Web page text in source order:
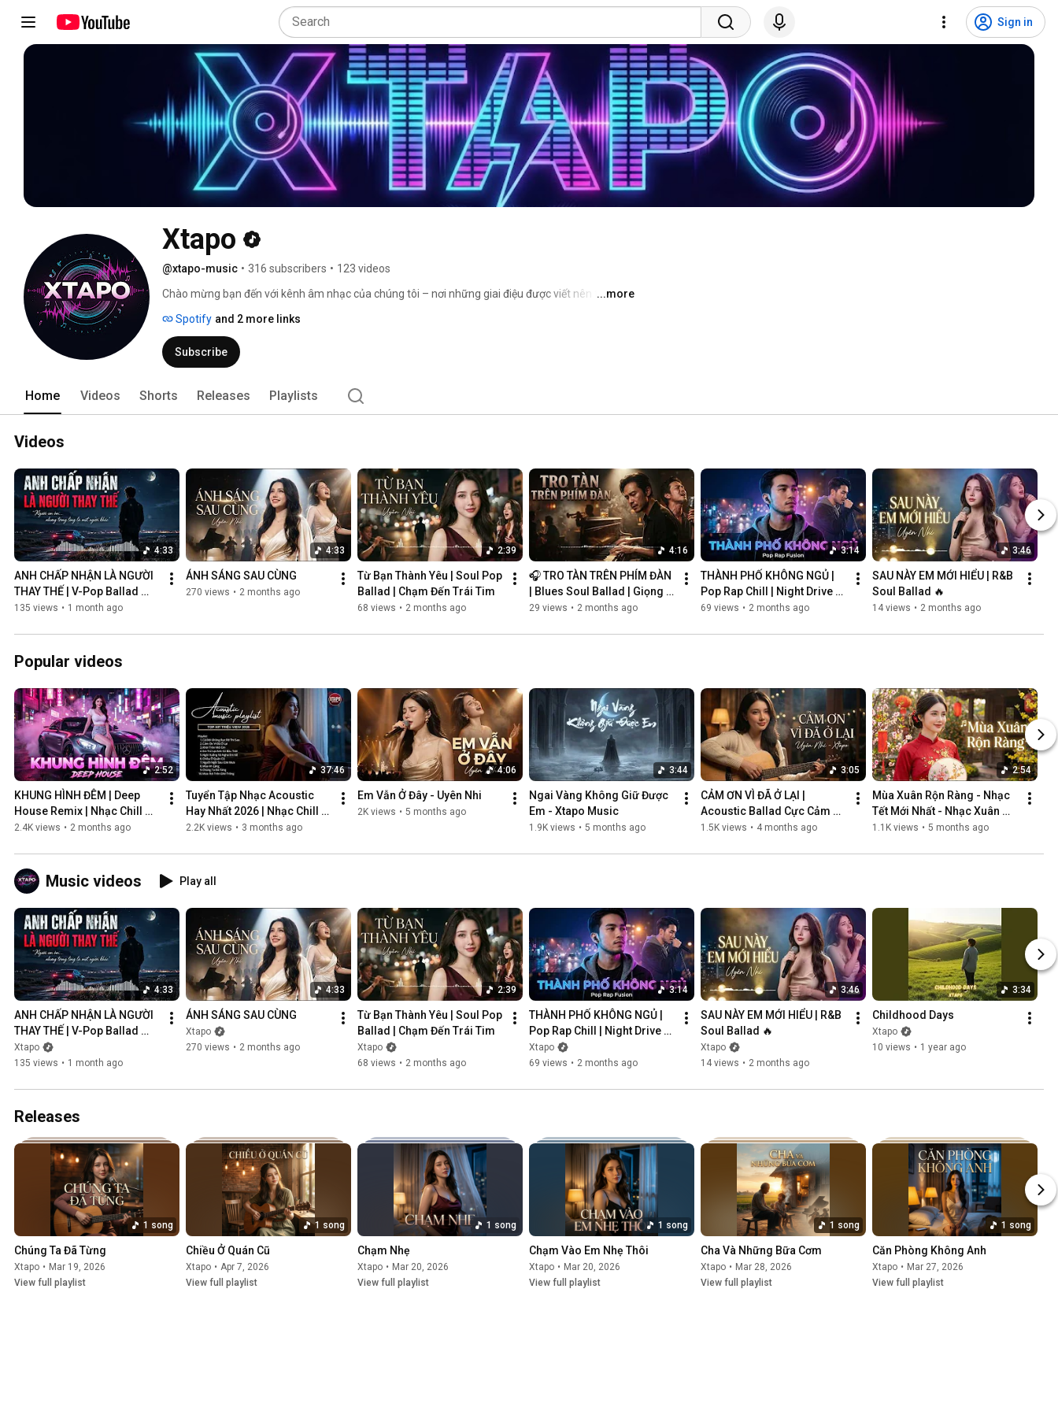
Sign in
Xtapo
@xtapo-music • 316 subscribers • 123 videos
Chào mừng bạn đến với kênh âm nhạc của chúng tôi – nơi những giai điệu được viết nên từ cảm
được gửi gắm bằng âm nhạc, mong rằng sẽ chạm đến trái tim và mang lại sự đồng cảm cho
bạn. Hãy cùng lắng nghe và cảm nhận nhé!
...more
Spotify and 2 more links
Subscribe
Home Videos Shorts Releases Playlists
Videos
4:33
ANH CHẤP NHẬN LÀ NGƯỜI
THAY THẾ | V-Pop Ballad
Buồn
135 views • 1 month ago
4:33
ÁNH SÁNG SAU CÙNG
270 views • 2 months ago
2:39
Từ Bạn Thành Yêu | Soul Pop
Ballad | Chạm Đến Trái Tim
68 views • 2 months ago
4:16
🎧 TRO TÀN TRÊN PHÍM ĐÀN
| Blues Soul Ballad | Giọng
Nam Khàn Đầy Cảm Xúc
29 views • 2 months ago
3:14
THÀNH PHỐ KHÔNG NGỦ |
Pop Rap Chill | Night Drive
Vibes
69 views • 2 months ago
3:46
SAU NÀY EM MỚI HIỂU | R&B
Soul Ballad 🔥
14 views • 2 months ago
Popular videos
2:52
KHUNG HÌNH ĐÊM | Deep
House Remix | Nhạc Chill
Club | Night Vibes Cực Cháy
2.4K views • 2 months ago
37:46
Tuyển Tập Nhạc Acoustic
Hay Nhất 2026 | Nhạc Chill
Nhẹ Nhàng
2.2K views • 3 months ago
4:06
Em Vẫn Ở Đây - Uyên Nhi
2K views • 5 months ago
3:44
Ngai Vàng Không Giữ Được
Em - Xtapo Music
1.9K views • 5 months ago
3:05
CẢM ƠN VÌ ĐÃ Ở LẠI |
Acoustic Ballad Cực Cảm
Động | Giọng Nữ Khàn Ấm
1.5K views • 4 months ago
2:54
Mùa Xuân Rộn Ràng - Nhạc
Tết Mới Nhất - Nhạc Xuân
Hay
1.1K views • 5 months ago
Music videos Play all
4:33
ANH CHẤP NHẬN LÀ NGƯỜI
THAY THẾ | V-Pop Ballad
Buồn
Xtapo
135 views • 1 month ago
4:33
ÁNH SÁNG SAU CÙNG
Xtapo
270 views • 2 months ago
2:39
Từ Bạn Thành Yêu | Soul Pop
Ballad | Chạm Đến Trái Tim
Xtapo
68 views • 2 months ago
3:14
THÀNH PHỐ KHÔNG NGỦ |
Pop Rap Chill | Night Drive
Vibes
Xtapo
69 views • 2 months ago
3:46
SAU NÀY EM MỚI HIỂU | R&B
Soul Ballad 🔥
Xtapo
14 views • 2 months ago
3:34
Childhood Days
Xtapo
10 views • 1 year ago
Releases
1 song
Chúng Ta Đã Từng
Xtapo • Mar 19, 2026
View full playlist
1 song
Chiều Ở Quán Cũ
Xtapo • Apr 7, 2026
View full playlist
1 song
Chạm Nhẹ
Xtapo • Mar 20, 2026
View full playlist
1 song
Chạm Vào Em Nhẹ Thôi
Xtapo • Mar 20, 2026
View full playlist
1 song
Cha Và Những Bữa Cơm
Xtapo • Mar 28, 2026
View full playlist
1 song
Căn Phòng Không Anh
Xtapo • Mar 27, 2026
View full playlist